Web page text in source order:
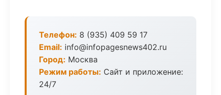
Телефон: 8 (935) 409 59 17
Email: info@infopagesnews402.ru
Город: Москва
Режим работы: Сайт и приложение:
24/7